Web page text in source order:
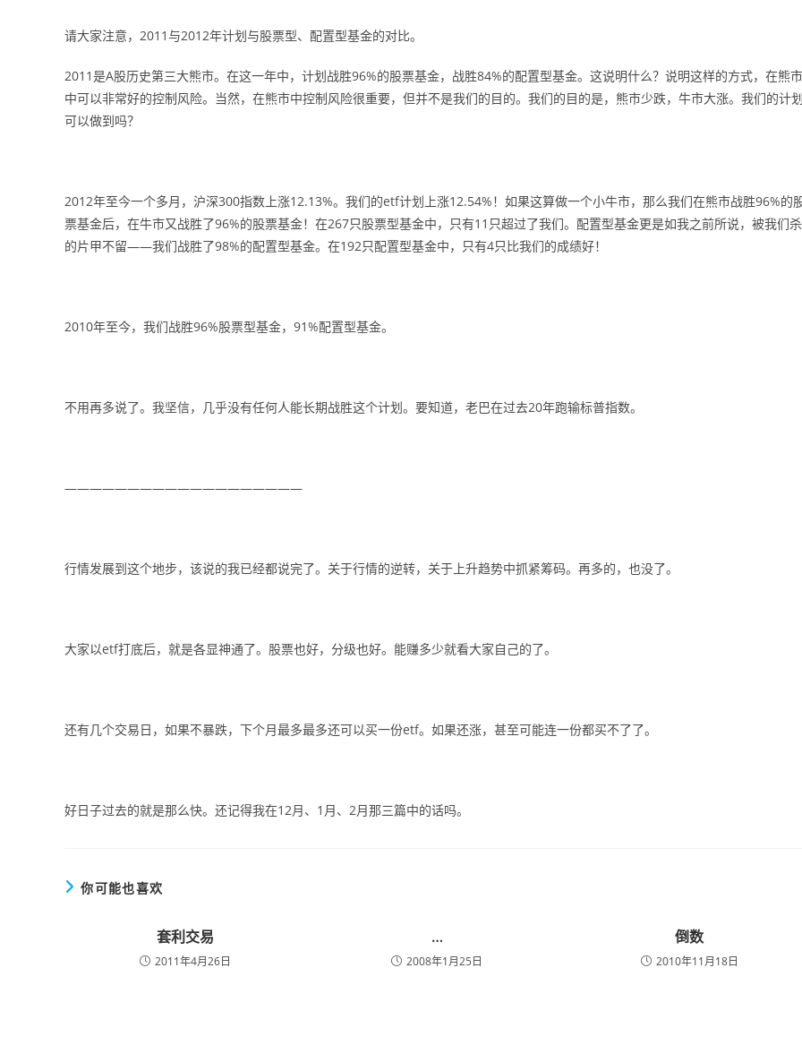
请大家注意，2011与2012年计划与股票型、配置型基金的对比。
2011是A股历史第三大熊市。在这一年中，计划战胜96%的股票基金，战胜84%的配置型基金。这说明什么？说明这样的方式，在熊市
中可以非常好的控制风险。当然，在熊市中控制风险很重要，但并不是我们的目的。我们的目的是，熊市少跌，牛市大涨。我们的计划
可以做到吗？
2012年至今一个多月，沪深300指数上涨12.13%。我们的etf计划上涨12.54%！如果这算做一个小牛市，那么我们在熊市战胜96%的
票基金后，在牛市又战胜了96%的股票基金！在267只股票型基金中，只有11只超过了我们。配置型基金更是如我之前所说，被我们杀
的片甲不留——我们战胜了98%的配置型基金。在192只配置型基金中，只有4只比我们的成绩好！
2010年至今，我们战胜96%股票型基金，91%配置型基金。
不用再多说了。我坚信，几乎没有任何人能长期战胜这个计划。要知道，老巴在过去20年跑输标普指数。
———————————————————
行情发展到这个地步，该说的我已经都说完了。关于行情的逆转，关于上升趋势中抓紧筹码。再多的，也没了。
大家以etf打底后，就是各显神通了。股票也好，分级也好。能赚多少就看大家自己的了。
还有几个交易日，如果不暴跌，下个月最多最多还可以买一份etf。如果还涨，甚至可能连一份都买不了了。
好日子过去的就是那么快。还记得我在12月、1月、2月那三篇中的话吗。
你可能也喜欢
套利交易
2011年4月26日
…
2008年1月25日
倒数
2010年11月18日